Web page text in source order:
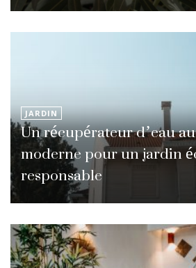
JARDIN
Un récupérateur d’eau
moderne pour un jardin
responsable